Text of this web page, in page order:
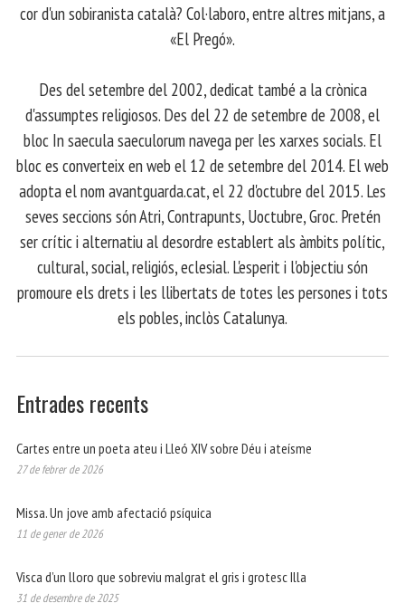
cor d'un sobiranista català? Col·laboro, entre altres mitjans, a
«El Pregó».
​ Des del setembre del 2002, dedicat també a la crònica
d'assumptes religiosos. Des del 22 de setembre de 2008, el
bloc In saecula saeculorum navega per les xarxes socials. El
bloc es converteix en web el 12 de setembre del 2014. El web
adopta el nom avantguarda.cat, el 22 d'octubre del 2015. Les
seves seccions són Atri, Contrapunts, Uoctubre, Groc. Pretén
ser crític i alternatiu al desordre establert als àmbits polític,
cultural, social, religiós, eclesial. L'esperit i l'objectiu són
promoure els drets i les llibertats de totes les persones i tots
els pobles, inclòs Catalunya.
Entrades recents
Cartes entre un poeta ateu i Lleó XIV sobre Déu i ateísme
27 de febrer de 2026
Missa. Un jove amb afectació psíquica
11 de gener de 2026
Visca d’un lloro que sobreviu malgrat el gris i grotesc Illa
31 de desembre de 2025